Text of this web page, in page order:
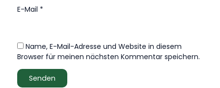
E-Mail *
Name, E-Mail-Adresse und Website in diesem
Browser für meinen nächsten Kommentar speichern.